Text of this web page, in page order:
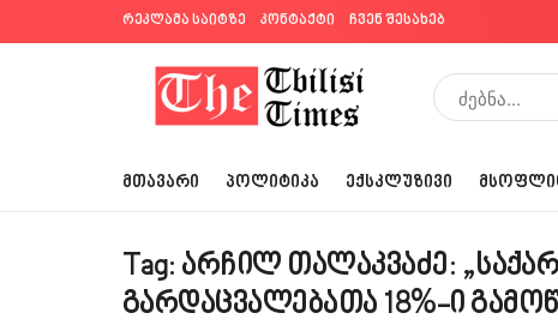
რეკლამა საიტზე კონტაქტი ჩვენ შესახებ
ᲛᲗᲐᲕᲐᲠᲘ ᲞᲝᲚᲘᲢᲘᲙᲐ ᲔᲥᲡᲙᲚᲣᲖᲘᲕᲘ
Tag: არჩილ თალაკვაძე:
გარდაცვალებათა 18%-ი